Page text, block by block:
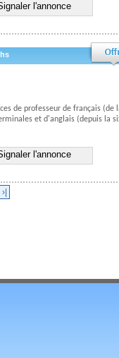
l'annonce
de professeur de français (de
et d'anglais (depuis la
l'annonce